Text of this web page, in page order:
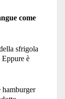
come
sfrigola
è
hamburger